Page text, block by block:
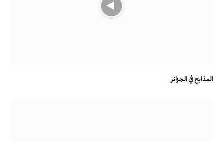
المذابح في الجزائر